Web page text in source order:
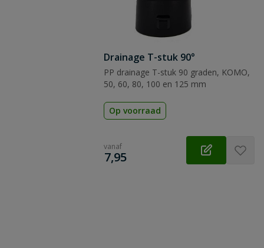
Drainage T-stuk 90°
PP drainage T-stuk 90 graden, KOMO,
50, 60, 80, 100 en 125 mm
Op voorraad
vanaf
€
7,95